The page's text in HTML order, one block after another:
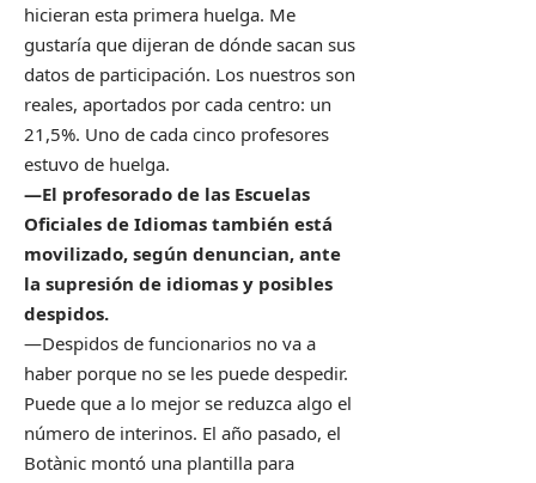
hicieran esta primera huelga. Me
gustaría que dijeran de dónde sacan sus
datos de participación. Los nuestros son
reales, aportados por cada centro: un
21,5%. Uno de cada cinco profesores
estuvo de huelga.
—El profesorado de las Escuelas
Oficiales de Idiomas también está
movilizado, según denuncian, ante
la supresión de idiomas y posibles
despidos.
—Despidos de funcionarios no va a
haber porque no se les puede despedir.
Puede que a lo mejor se reduzca algo el
número de interinos. El año pasado, el
Botànic montó una plantilla para